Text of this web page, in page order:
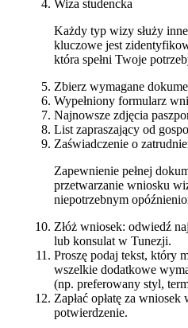
Wiza studencka
Każdy typ wizy służy
kluczowe jest
która spełni Twoje
Zbierz wymagane
Wypełniony formularz
Najnowsze zdjęcia
List zapraszający od
Zaświadczenie o
Zapewnienie pełnej
przetwarzanie wniosku
niepotrzebnym
Złóż wniosek: odwiedź
lub konsulat w Tunezji.
Proszę podaj tekst, który
wszelkie dodatkowe
(np. preferowany styl,
Zapłać opłatę za
potwierdzenie.